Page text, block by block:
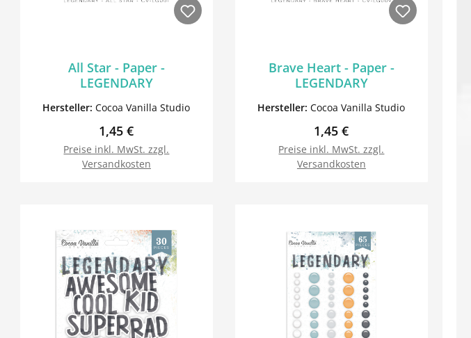
All Star - Paper -
LEGENDARY
Hersteller:Cocoa Vanilla Studio
Regulärer Preis:
1,45 €
Preise inkl. MwSt. zzgl.
Versandkosten
Brave Heart - Paper -
LEGENDARY
Hersteller:Cocoa Vanilla Studio
Regulärer Preis:
1,45 €
Preise inkl. MwSt. zzgl.
Versandkosten